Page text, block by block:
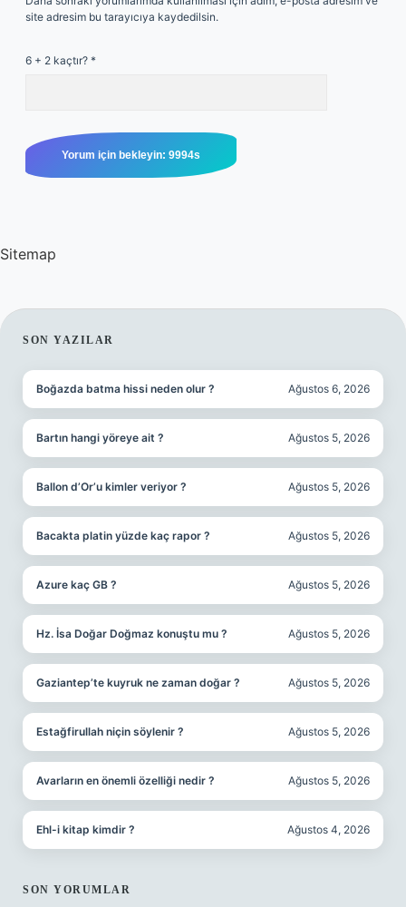
site adresim bu tarayıcıya kaydedilsin.
6 + 2 kaçtır? *
Sitemap
SIDEBAR
SON YAZILAR
Boğazda batma hissi neden olur ? Ağustos 6, 2026
Bartın hangi yöreye ait ? Ağustos 5, 2026
Ballon d’Or’u kimler veriyor ? Ağustos 5, 2026
Bacakta platin yüzde kaç rapor ? Ağustos 5, 2026
Azure kaç GB ? Ağustos 5, 2026
Hz. İsa Doğar Doğmaz konuştu mu ? Ağustos 5, 2026
Gaziantep’te kuyruk ne zaman doğar ? Ağustos 5, 2026
Estağfirullah niçin söylenir ? Ağustos 5, 2026
Avarların en önemli özelliği nedir ? Ağustos 5, 2026
Ehl-i kitap kimdir ? Ağustos 4, 2026
SON YORUMLAR